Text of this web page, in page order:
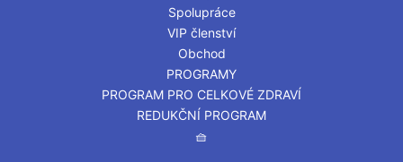
Spolupráce
VIP členství
Obchod
PROGRAMY
PROGRAM PRO CELKOVÉ ZDRAVÍ
REDUKČNÍ PROGRAM
🧺